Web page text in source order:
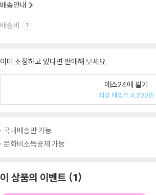
배송안내
배송비
이미 소장하고 있다면 판매해 보세요.
예스24에 팔기
최상 매입가 4,200원
국내배송만 가능
문화비소득공제 가능
이 상품의 이벤트 1